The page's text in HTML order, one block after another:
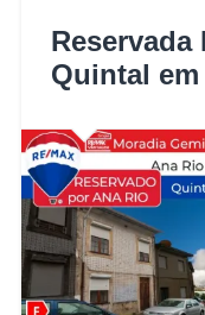
Reservada
Quintal